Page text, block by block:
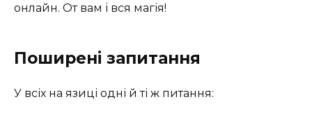
онлайн. От вам і вся магія!
Поширені запитання
У всіх на язиці одні й ті ж питання: